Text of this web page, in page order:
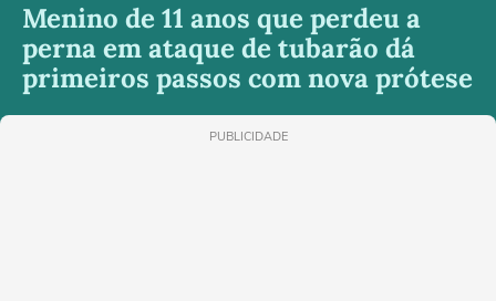
Menino de 11 anos que perdeu a
perna em ataque de tubarão dá
primeiros passos com nova prótese
PUBLICIDADE